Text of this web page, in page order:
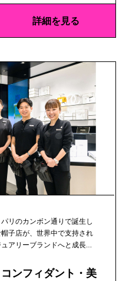
詳細を見る
パリのカンボン通りで誕生し
子店が、世界中で支持され
アリーブランドへと成長
ンフィダント・美